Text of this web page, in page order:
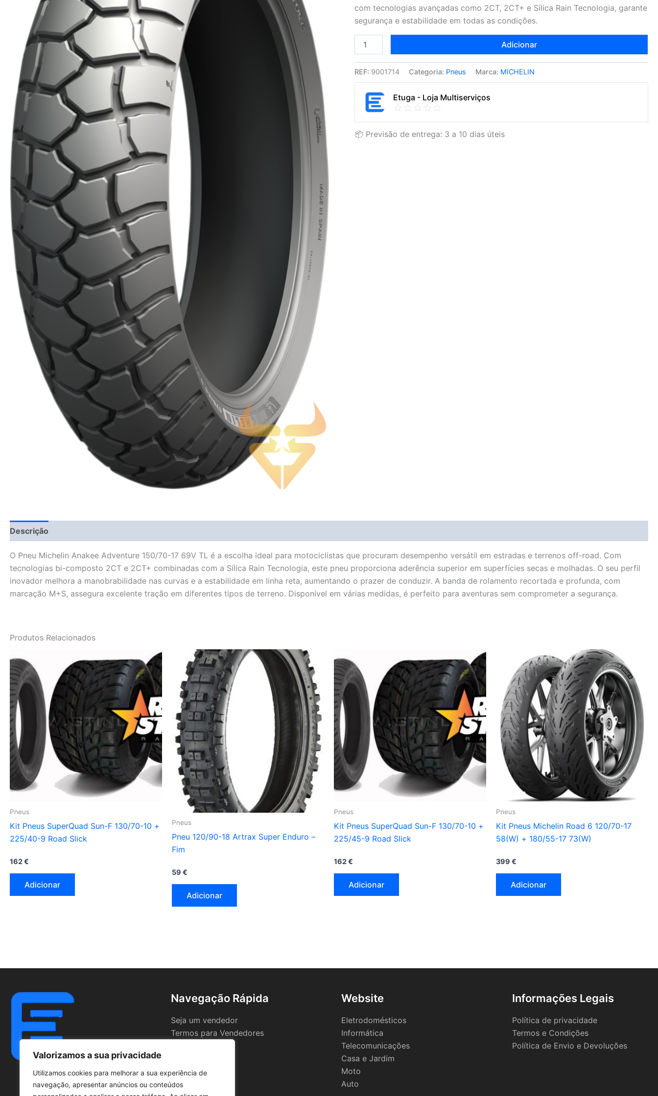
Valorizamos a sua privacidade
Utilizamos cookies para melhorar a sua experiência de
navegação, apresentar anúncios ou conteúdos
com tecnologias avançadas como 2CT, 2CT+ e Sílica Rain Tecnologia, garante
segurança e estabilidade em todas as condições.
Aderência
Superior
Adicionar
REF: 9001714 Categoria: Pneus Marca: MICHELIN
Etuga - Loja Multiserviços
📦 Previsão de entrega: 3 a 10 dias úteis
Descrição
O Pneu Michelin Anakee Adventure 150/70-17 69V TL é a escolha ideal para motociclistas que procuram desempenho versátil em estradas e terrenos off-road. Com
tecnologias bi-composto 2CT e 2CT+ combinadas com a Sílica Rain Tecnologia, este pneu proporciona aderência superior em superfícies secas e molhadas. O seu perfil
inovador melhora a manobrabilidade nas curvas e a estabilidade em linha reta, aumentando o prazer de conduzir. A banda de rolamento recortada e profunda, com
marcação M+S, assegura excelente tração em diferentes tipos de terreno. Disponível em várias medidas, é perfeito para aventuras sem comprometer a segurança.
Produtos Relacionados
Pneus
Kit Pneus SuperQuad Sun-F 130/70-10 +
225/40-9 Road Slick
162€
Adicionar
Pneus
Pneu 120/90-18 Artrax Super Enduro –
Fim
59 €
Adicionar
Pneus
Kit Pneus SuperQuad Sun-F 130/70-10 +
225/45-9 Road Slick
162€
Adicionar
Pneus
Kit Pneus Michelin Road 6 120/70-17
58(W) + 180/55-17 73(W)
399 €
Adicionar
Navegação Rápida
Seja um vendedor
Termos para Vendedores
Website
Eletrodomésticos
Informática
Telecomunicações
Casa e Jardim
Moto
Auto
Informações Legais
Política de privacidade
Termos e Condições
Política de Envio e Devoluções